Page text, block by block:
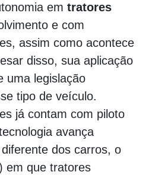
em tratores
e com
assim como acontece
disso, sua aplicação
uma legislação
tipo de veículo.
já contam com piloto
avança
dos carros, o
em que tratores